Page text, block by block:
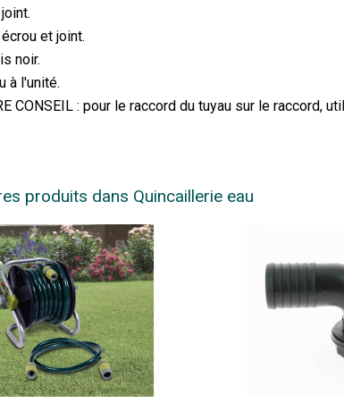
et joint.
noir.
à l'unité.
CONSEIL : pour le raccord du tuyau sur le raccord,
produits dans Quincaillerie eau